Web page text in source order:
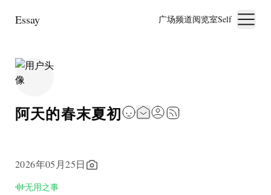
Essay 广场频道阅览室Self
阿天的春末夏初
2026年05月25日
无用之事